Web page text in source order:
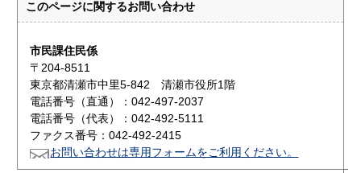
このページに関するお問い合わせ
市民課住民係
〒204-8511
東京都清瀬市中里5-842 清瀬市役所1階
電話番号（直通）：042-497-2037
電話番号（代表）：042-492-5111
ファクス番号：042-492-2415
お問い合わせは専用フォームをご利用ください。